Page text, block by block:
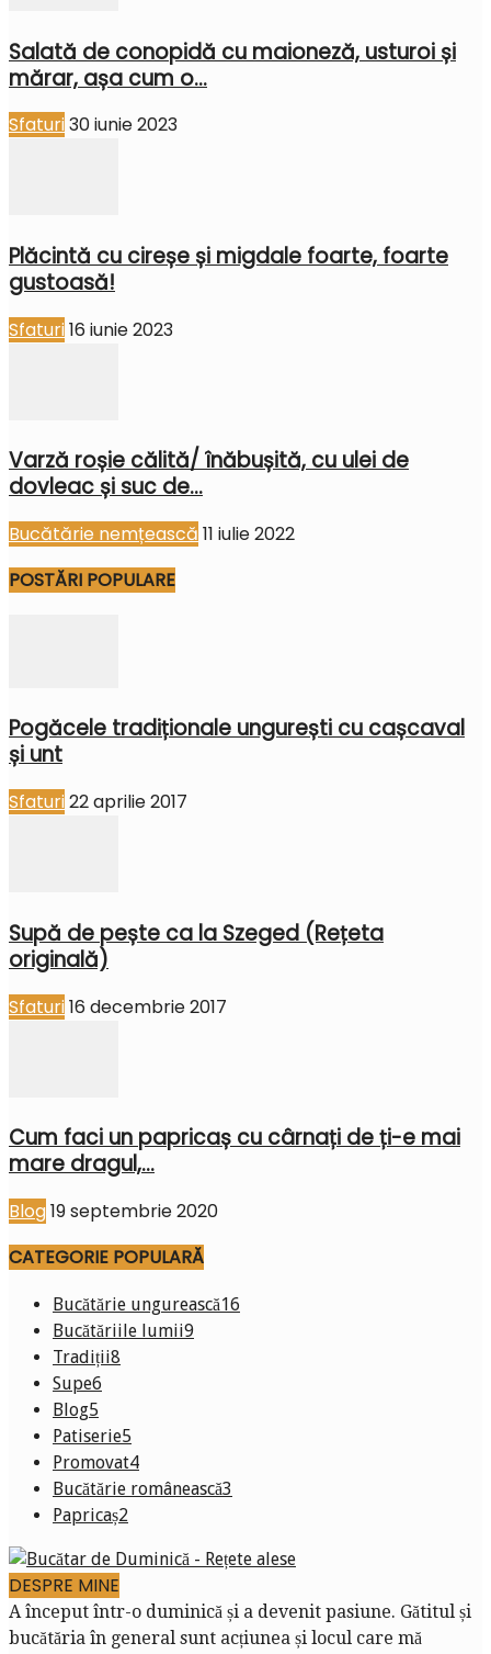
Salată de conopidă cu maioneză, usturoi și
mărar, așa cum o...
Sfaturi30 iunie 2023
Plăcintă cu cireșe și migdale foarte, foarte
gustoasă!
Sfaturi16 iunie 2023
Varză roșie călită/ înăbușită, cu ulei de
dovleac și suc de...
Bucătărie nemțească 11 iulie 2022
POSTĂRI POPULARE
Pogăcele tradiționale ungurești cu cașcaval
și unt
Sfaturi22 aprilie 2017
Supă de pește ca la Szeged (Rețeta
originală)
Sfaturi16 decembrie 2017
Cum faci un papricaș cu cârnați de ți-e mai
mare dragul,...
Blog19 septembrie 2020
CATEGORIE POPULARĂ
Bucătărie ungurească16
Bucătăriile lumii9
Tradiții8
Supe6
Blog5
Patiserie5
Promovat4
Bucătărie românească3
Papricaș2
DESPRE MINE
A început într-o duminică și a devenit pasiune. Gătitul și
bucătăria în general sunt acțiunea și locul care mă